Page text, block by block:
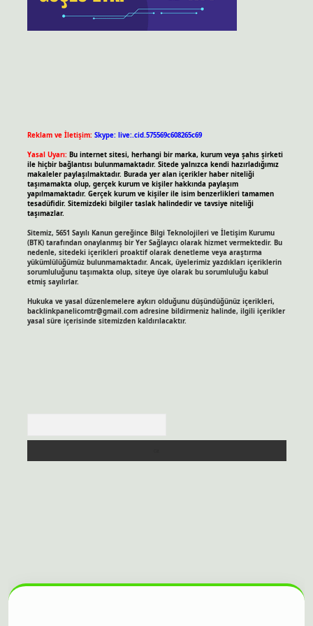
Reklam ve İletişim: Skype: live:.cid.575569c608265c69
Yasal Uyarı: Bu internet sitesi, herhangi bir marka, kurum veya şahıs şirketi
ile hiçbir bağlantısı bulunmamaktadır. Sitede yalnızca kendi hazırladığımız
makaleler paylaşılmaktadır. Burada yer alan içerikler haber niteliği
taşımamakta olup, gerçek kurum ve kişiler hakkında paylaşım
yapılmamaktadır. Gerçek kurum ve kişiler ile isim benzerlikleri tamamen
tesadüfidir. Sitemizdeki bilgiler taslak halindedir ve tavsiye niteliği
taşımazlar.
Sitemiz, 5651 Sayılı Kanun gereğince Bilgi Teknolojileri ve İletişim Kurumu
(BTK) tarafından onaylanmış bir Yer Sağlayıcı olarak hizmet vermektedir. Bu
nedenle, sitedeki içerikleri proaktif olarak denetleme veya araştırma
yükümlülüğümüz bulunmamaktadır. Ancak, üyelerimiz yazdıkları içeriklerin
sorumluluğunu taşımakta olup, siteye üye olarak bu sorumluluğu kabul
etmiş sayılırlar.
Hukuka ve yasal düzenlemelere aykırı olduğunu düşündüğünüz içerikleri,
backlinkpanelicomtr@gmail.comadresine bildirmeniz halinde, ilgili içerikler
yasal süre içerisinde sitemizden kaldırılacaktır.